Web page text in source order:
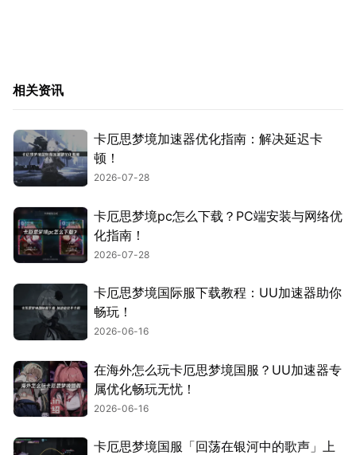
相关资讯
卡厄思梦境加速器优化指南：解决延迟卡
顿！
2026-07-28
卡厄思梦境pc怎么下载？PC端安装与网络优
化指南！
2026-07-28
卡厄思梦境国际服下载教程：UU加速器助你
畅玩！
2026-06-16
在海外怎么玩卡厄思梦境国服？UU加速器专
属优化畅玩无忧！
2026-06-16
卡厄思梦境国服「回荡在银河中的歌声」上